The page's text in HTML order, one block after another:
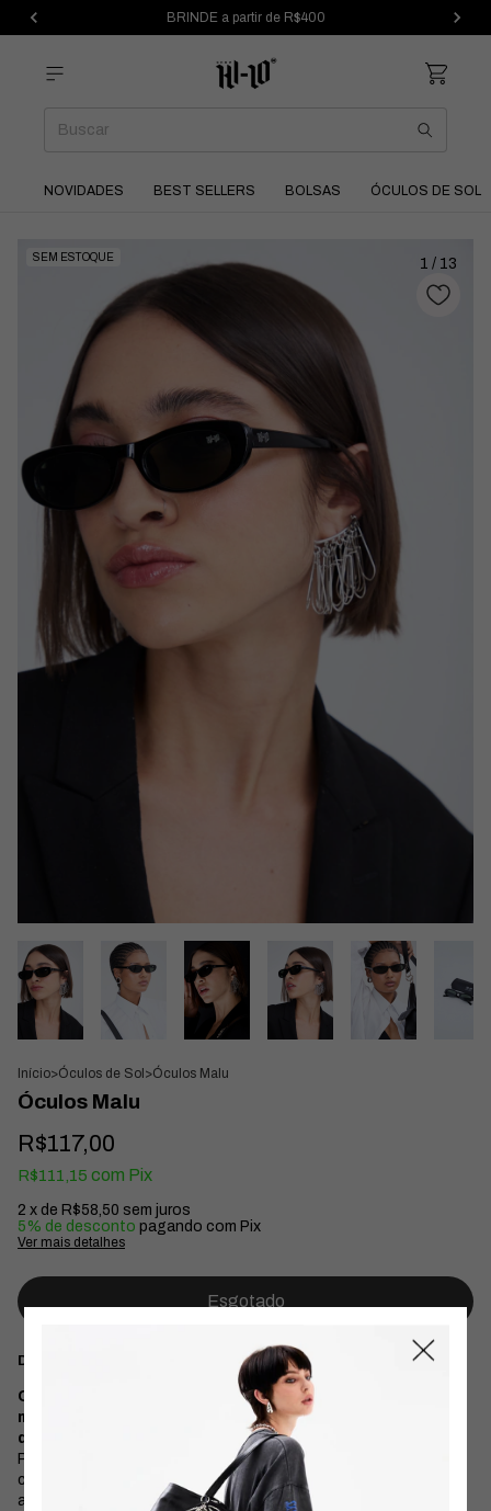
BRINDE a partir de R$400
NOVIDADES BEST SELLERS BOLSAS ÓCULOS DE SOL
SEM ESTOQUE 1 / 13
Início>Óculos de Sol >Óculos Malu
Óculos Malu
R$117,00
R$111,15 com Pix
2 x de R$58,50 sem juros
5% de desconto pagando com Pix
Ver mais detalhes
Descrição
O óculos mais trendy do momento. Vemos com as
maiores fashionistas de plantão, não é a toa que o nome
dele é Malu.
Possui proteção UV400, acompanha case slim para proteção,
cabe em qualquer bolsa HI-LO que você tenha. Também
acompanha flanela de limpeza.